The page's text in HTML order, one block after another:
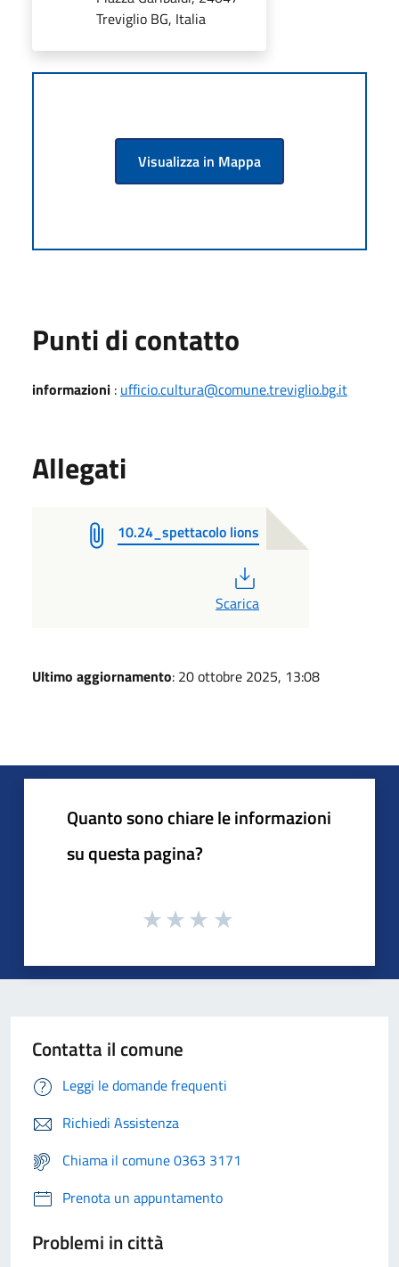
Treviglio BG, Italia
Visualizza in Mappa
Punti di contatto
informazioni : ufficio.cultura@comune.treviglio.bg.it
Allegati
10.24_spettacolo lions
Scarica
Ultimo aggiornamento: 20 ottobre 2025, 13:08
Quanto sono chiare le informazioni
su questa pagina?
Contatta il comune
Leggi le domande frequenti
Richiedi Assistenza
Chiama il comune 0363 3171
Prenota un appuntamento
Problemi in città